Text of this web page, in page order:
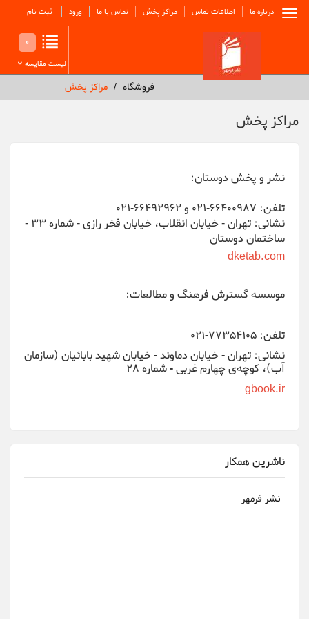
درباره ما اطلاعات تماس مراکز پخش تماس با ما ورود ثبت نام
0
لیست مقایسه
فروشگاه مراکز پخش
مراکز پخش
نشر و پخش دوستان:
تلفن: 66400987-021 و 66492962-021
نشانی: تهران - خیابان انقلاب، خیابان فخر رازی - شماره 33 -
ساختمان دوستان
dketab.com
موسسه گسترش فرهنگ و مطالعات:
تلفن: 77354105-021
نشانی: تهران - خیابان دماوند - خیابان شهید بابائیان (سازمان
آب)، کوچه‌ی چهارم غربی - شماره 28
gbook.ir
ناشرین همکار
نشر فرمهر